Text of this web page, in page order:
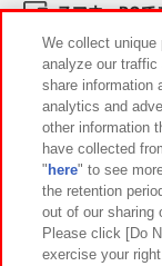
スマホ・PCで
イベント・キ
関連会社
プライバシーポリ
お取引先
We collect
analyze our
share information
analytics and
other information
have collected
" here" to see
the retention
out of our sharing
Please click [Do
exercise your